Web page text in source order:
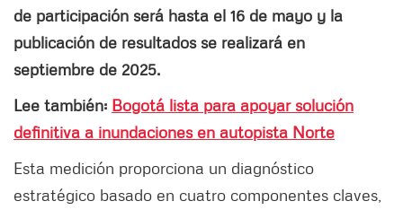
de participación será hasta el 16 de mayo y la
publicación de resultados se realizará en
septiembre de 2025.
Lee también: Bogotá lista para apoyar solución
definitiva a inundaciones en autopista Norte
Esta medición proporciona un diagnóstico
estratégico basado en cuatro componentes claves,